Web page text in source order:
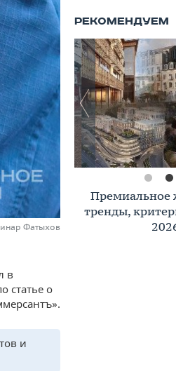
Фатыхов
в
статье о
и
Премиальное
тренды,